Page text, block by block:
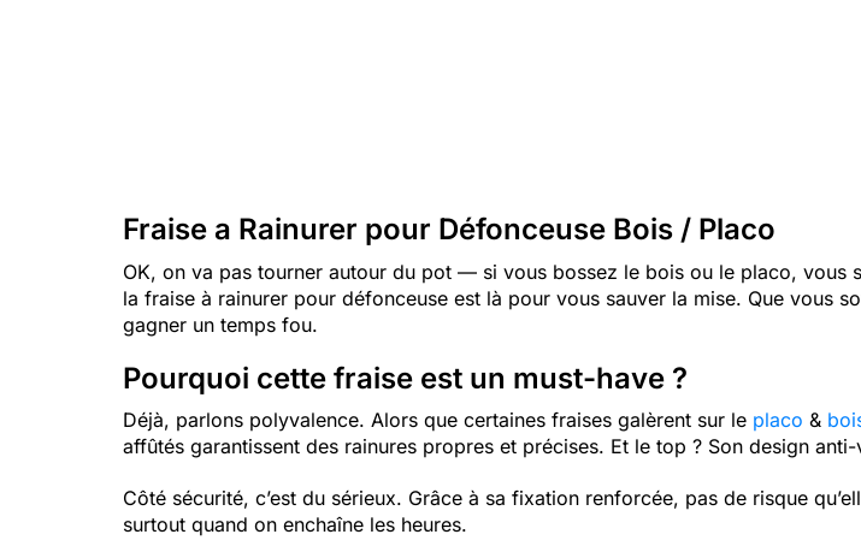
Fraise a Rainurer pour Défonceuse Bois / Placo
OK, on va pas tourner autour du pot — si vous bossez le bois ou le placo, vous
la fraise à rainurer pour défonceuse est là pour vous sauver la mise. Que vous
gagner un temps fou.
Pourquoi cette fraise est un must-have ?
Déjà, parlons polyvalence. Alors que certaines fraises galèrent sur le placo &
affûtés garantissent des rainures propres et précises. Et le top ? Son design
Côté sécurité, c’est du sérieux. Grâce à sa fixation renforcée, pas de risque
surtout quand on enchaîne les heures.